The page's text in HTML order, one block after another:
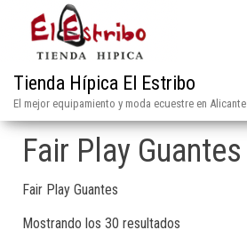
Tienda Hípica El Estribo
El mejor equipamiento y moda ecuestre en Alicante
Fair Play Guantes
Fair Play Guantes
Mostrando los 30 resultados